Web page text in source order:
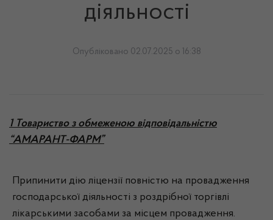
діяльності
Опубліковано 02.07.2025 о 16:38
1 Товариство з обмеженою відповідальністю
“АМАРАНТ-ФАРМ”
Припинити дію ліцензії повністю на провадження
господарської діяльності з роздрібної торгівлі
лікарськими засобами за місцем провадження.